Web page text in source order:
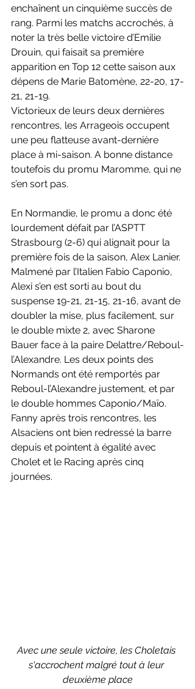
enchaînent un cinquième succès de
rang. Parmi les matchs accrochés, à
noter la très belle victoire d’Emilie
Drouin, qui faisait sa première
apparition en Top 12 cette saison aux
dépens de Marie Batomène, 22-20, 17-
21, 21-19.
Victorieux de leurs deux dernières
rencontres, les Arrageois occupent
une peu flatteuse avant-dernière
place à mi-saison. A bonne distance
toutefois du promu Maromme, qui ne
s’en sort pas.
En Normandie, le promu a donc été
lourdement défait par l’ASPTT
Strasbourg (2-6) qui alignait pour la
première fois de la saison, Alex Lanier.
Malmené par l’Italien Fabio Caponio,
Alexi s’en est sorti au bout du
suspense 19-21, 21-15, 21-16, avant de
doubler la mise, plus facilement, sur
le double mixte 2, avec Sharone
Bauer face à la paire Delattre/Reboul-
l’Alexandre. Les deux points des
Normands ont été remportés par
Reboul-l’Alexandre justement, et par
le double hommes Caponio/Maïo.
Fanny après trois rencontres, les
Alsaciens ont bien redressé la barre
depuis et pointent à égalité avec
Cholet et le Racing après cinq
journées.
Avec une seule victoire, les Choletais
s'accrochent malgré tout à leur
deuxième place